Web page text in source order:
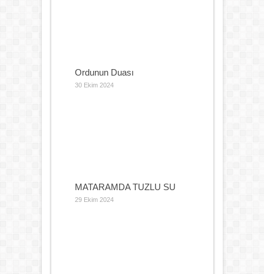
Ordunun Duası
30 Ekim 2024
MATARAMDA TUZLU SU
29 Ekim 2024